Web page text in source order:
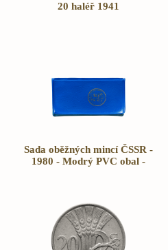
20 haléř 1941
Sada oběžných mincí ČSSR -
1980 - Modrý PVC obal -